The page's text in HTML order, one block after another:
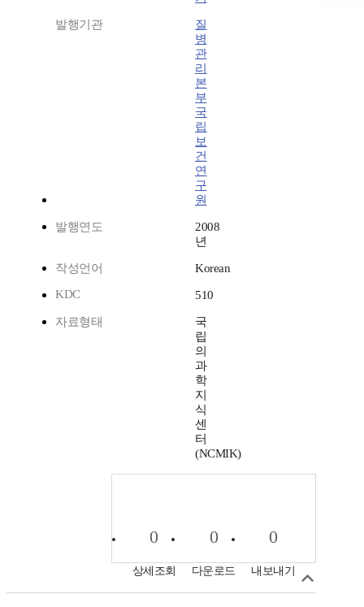
발행기관
질
병
관
리
본
부
국
립
보
건
연
구
원
발행연도
2008
년
작성언어
Korean
KDC
510
자료형태
국
립
의
과
학
지
식
센
터
(NCMIK)
0
상세조회
0
다운로드
0
내보내기